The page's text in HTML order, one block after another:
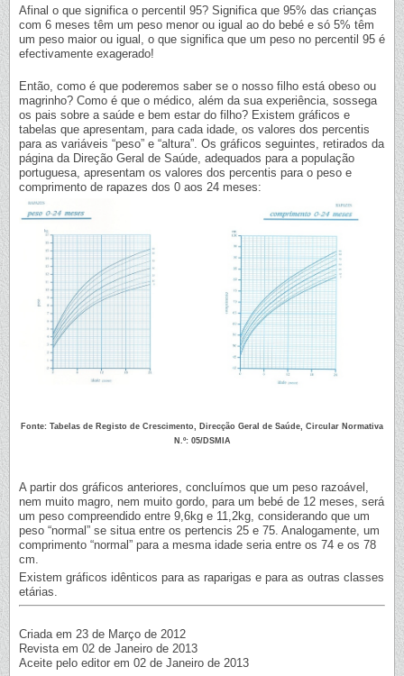
Afinal o que significa o percentil 95? Significa que 95% das crianças
com 6 meses têm um peso menor ou igual ao do bebé e só 5% têm
um peso maior ou igual, o que significa que um peso no percentil 95 é
efectivamente exagerado!
Então, como é que poderemos saber se o nosso filho está obeso ou
magrinho? Como é que o médico, além da sua experiência, sossega
os pais sobre a saúde e bem estar do filho? Existem gráficos e
tabelas que apresentam, para cada idade, os valores dos percentis
para as variáveis “peso” e “altura”. Os gráficos seguintes, retirados da
página da Direção Geral de Saúde, adequados para a população
portuguesa, apresentam os valores dos percentis para o peso e
comprimento de rapazes dos 0 aos 24 meses:
Fonte: Tabelas de Registo de Crescimento, Direcção Geral de Saúde, Circular Normativa
N.º: 05/DSMIA
A partir dos gráficos anteriores, concluímos que um peso razoável,
nem muito magro, nem muito gordo, para um bebé de 12 meses, será
um peso compreendido entre 9,6kg e 11,2kg, considerando que um
peso “normal” se situa entre os pertencis 25 e 75. Analogamente, um
comprimento “normal” para a mesma idade seria entre os 74 e os 78
cm.
Existem gráficos idênticos para as raparigas e para as outras classes
etárias.
Criada em 23 de Março de 2012
Revista em 02 de Janeiro de 2013
Aceite pelo editor em 02 de Janeiro de 2013